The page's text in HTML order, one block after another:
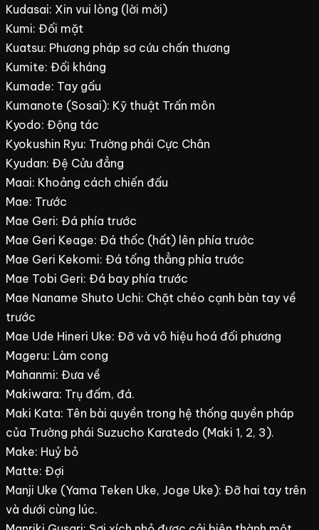
Kudasai: Xin vui lòng (lời mời)
Kumi: Đối mặt
Kuatsu: Phương pháp sơ cứu chấn thương
Kumite: Đối kháng
Kumade: Tay gấu
Kumanote (Sosai): Kỹ thuật Trấn môn
Kyodo: Động tác
Kyokushin Ryu: Trường phái Cực Chân
Kyudan: Đệ Cửu đẳng
Maai: Khoảng cách chiến đấu
Mae: Trước
Mae Geri: Đá phía trước
Mae Geri Keage: Đá thốc (hất) lên phía trước
Mae Geri Kekomi: Đá tống thẳng phía trước
Mae Tobi Geri: Đá bay phía trước
Mae Naname Shuto Uchi: Chặt chéo cạnh bàn tay về
trước
Mae Ude Hineri Uke: Đỡ và vô hiệu hoá đối phương
Mageru: Làm cong
Mahanmi: Đưa về
Makiwara: Trụ đấm, đá.
Maki Kata: Tên bài quyền trong hệ thống quyền pháp
của Trường phái Suzucho Karatedo (Maki 1, 2, 3).
Make: Huỷ bỏ
Matte: Đợi
Manji Uke (Yama Teken Uke, Joge Uke): Đỡ hai tay trên
và dưới cùng lúc.